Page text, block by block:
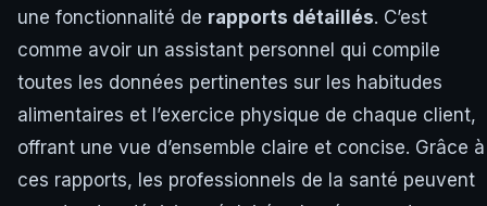
une fonctionnalité de rapports détaillés. C’est
comme avoir un assistant personnel qui compile
toutes les données pertinentes sur les habitudes
alimentaires et l’exercice physique de chaque client,
offrant une vue d’ensemble claire et concise. Grâce à
ces rapports, les professionnels de la santé peuvent